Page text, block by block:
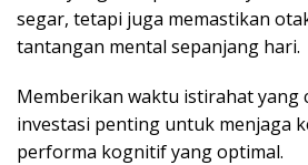
segar, tetapi juga memastikan
tantangan mental sepanjang hari.
Memberikan waktu istirahat yang
investasi penting untuk menjaga
performa kognitif yang optimal.